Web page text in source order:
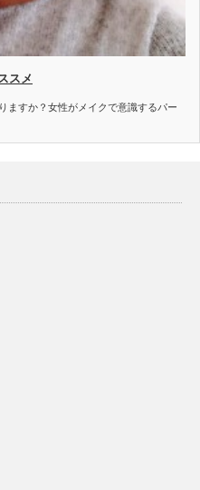
スメ
ますか？女性がメイクで意識するパー